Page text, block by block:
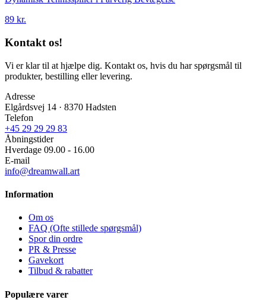
89 kr.
Kontakt os!
Vi er klar til at hjælpe dig. Kontakt os, hvis du har spørgsmål til
produkter, bestilling eller levering.
Adresse
Elgårdsvej 14 · 8370 Hadsten
Telefon
+45 29 29 29 83
Åbningstider
Hverdage 09.00 - 16.00
E-mail
info@dreamwall.art
Information
Om os
FAQ (Ofte stillede spørgsmål)
Spor din ordre
PR & Presse
Gavekort
Tilbud & rabatter
Populære varer